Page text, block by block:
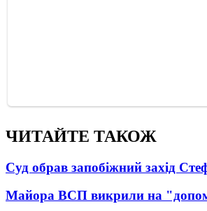
ЧИТАЙТЕ ТАКОЖ
Суд обрав запобіжний захід
Майора ВСП викрили на